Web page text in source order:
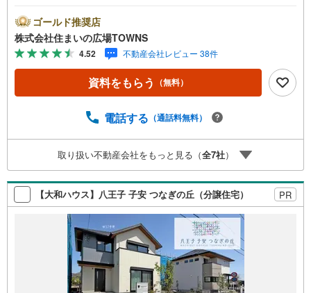
すぐに温め直すことのできる、追い焚き機能付きです。駅
まで徒歩12分と少し離れている物件です。こちらは南向き
の物件です。ぜひ一度ご覧ください。窓付きの浴室が付い
ており、衛生面の心配も要りません。機能的で使いやすい
システムキッチン付きなので、お料理を楽しめます。【年
中無休/9:00～21:00】人気物件は特にお問い合わせが集中
る」ボタンよりご予約頂くとご見学がスムーズです。■その
ライフプランのシミュレーション■住まいの広場TOWNSか
らお客様へ経験豊富なスタッフが親身になってお客様に合
った物件をご紹介させて頂きます！ /他社様掲載物件も併せ
てご紹介可能ですのでお気軽にお問い合わせ下さい♪駐車
場もございますので、お車でのお越しも大歓迎です！
ゴールド推奨店
株式会社住まいの広場TOWNS
4.52 不動産会社レビュー 38件
資料をもらう （無料）
電話する （通話料無料）
取り扱い不動産会社をもっと見る（全7社）
【大和ハウス】八王子 子安 つなぎの丘（分譲住宅） PR